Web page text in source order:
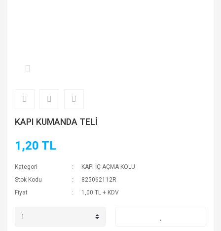
KAPI KUMANDA TELİ
1,20 TL
Kategori
KAPI İÇ AÇMA KOLU
Stok Kodu
825062112R
Fiyat
1,00 TL + KDV